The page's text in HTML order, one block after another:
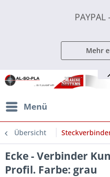
PAYPAL
Mehr
Menü
Übersicht
Ecke - Verbinder
Profil. Farbe: grau